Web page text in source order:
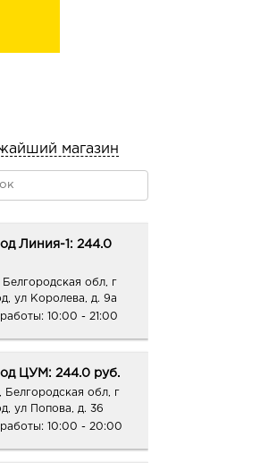
магазин
Линия-1: 244.0
обл, г
ул Королева, д. 9а
10:00 - 21:00
ЦУМ: 244.0 руб.
обл, г
ул Попова, д. 36
10:00 - 20:00